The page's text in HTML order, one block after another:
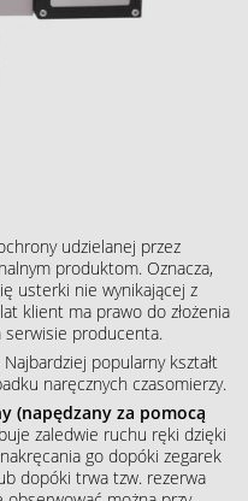
udzielanej przez
produktom. Oznacza,
usterki nie wynikającej z
klient ma prawo do złożenia
serwisie producenta.
Najbardziej popularny kształt
naręcznych czasomierzy.
(napędzany za pomocą
zaledwie ruchu ręki dzięki
go dopóki zegarek
dopóki trwa tzw. rezerwa